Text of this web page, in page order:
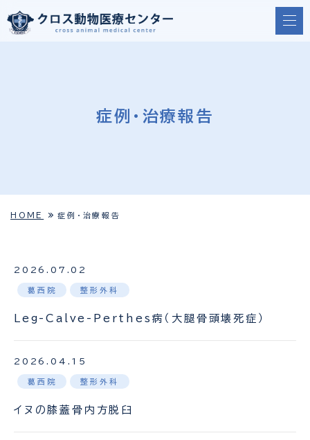
症例・治療報告
HOME 症例・治療報告
2026.07.02
葛西院 整形外科
Leg-Calve-Perthes病（大腿骨頭壊死症）
2026.04.15
葛西院 整形外科
イヌの膝蓋骨内方脱臼